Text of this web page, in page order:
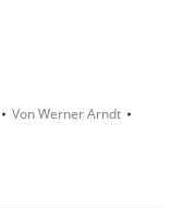
VonWerner Arndt